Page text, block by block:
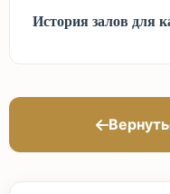
История залов для